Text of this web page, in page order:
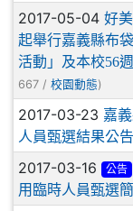
2017-05-04 好
起舉行嘉義縣布
活動」及本校56
667 / 校園動態)
2017-03-23 嘉
人員甄選結果公告
2017-03-16 公告
用臨時人員甄選